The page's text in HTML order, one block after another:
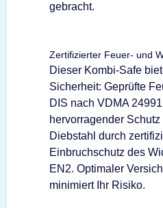
gebracht.
Zertifizierter Feuer- und
Dieser Kombi-Safe
Sicherheit: Geprüfte
DIS nach VDMA
hervorragender
Diebstahl durch
Einbruchschutz des
EN2. Optimaler
minimiert Ihr Risiko.